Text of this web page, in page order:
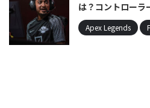
は？コントローラ
Apex Legends